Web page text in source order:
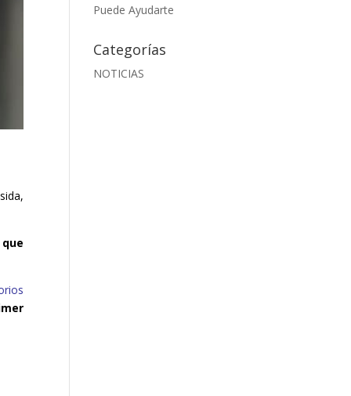
Puede Ayudarte
Categorías
NOTICIAS